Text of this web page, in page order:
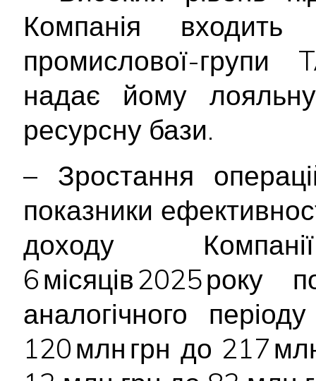
Компанія
промислової-групи
надає йому лояльну
ресурсну бази.
– Зростання
показники
доходу
6 місяців 2025 року
аналогічного
120 млн грн до 217